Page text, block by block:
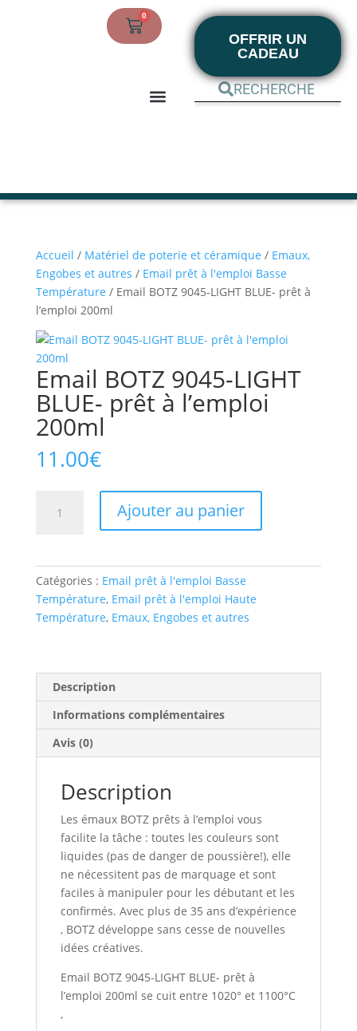
0
OFFRIR UN
CADEAU
Accueil / Matériel de poterie et céramique / Emaux,
Engobes et autres / Email prêt à l'emploi Basse
Température / Email BOTZ 9045-LIGHT BLUE- prêt à
l’emploi 200ml
Email BOTZ 9045-LIGHT
BLUE- prêt à l’emploi
200ml
11.00€
Ajouter au panier
Catégories : Email prêt à l'emploi Basse
Température, Email prêt à l'emploi Haute
Température, Emaux, Engobes et autres
Description
Informations complémentaires
Avis (0)
Description
Les émaux BOTZ prêts à l’emploi vous
facilite la tâche : toutes les couleurs sont
liquides (pas de danger de poussière!), elle
ne nécessitent pas de marquage et sont
faciles à manipuler pour les débutant et les
confirmés. Avec plus de 35 ans d’expérience
, BOTZ développe sans cesse de nouvelles
idées créatives.
Email BOTZ 9045-LIGHT BLUE- prêt à
l’emploi 200ml se cuit entre 1020° et 1100°C
,